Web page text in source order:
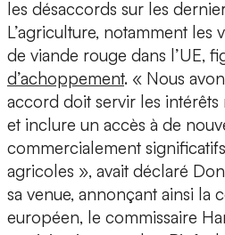
les désaccords sur les
L’agriculture, notamment les
de viande rouge dans l’UE,
d’achoppement. « Nous
accord doit servir les intérêts
et inclure un accès à de
commercialement
agricoles », avait déclaré
sa venue, annonçant ainsi la
européen, le commissaire